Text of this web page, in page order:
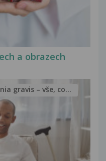
a obrazech
gravis – vše, co...